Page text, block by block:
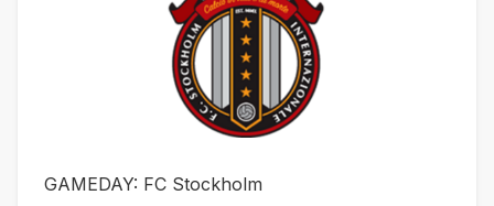
GAMEDAY: FC Stockholm